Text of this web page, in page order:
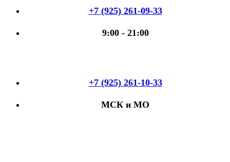
+7 (925) 261-09-33
9:00 - 21:00
+7 (925) 261-10-33
МСК и МО